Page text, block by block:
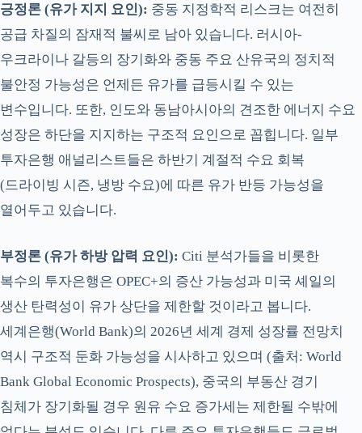
긍정론 (유가 지지 요인): 중동 지정학적 리스크는 여전히
공급 차질의 잠재적 불씨로 남아 있습니다. 러시아-
우크라이나 갈등의 장기화와 중동 주요 산유국의 정치적
불안정 가능성은 언제든 유가를 급등시킬 수 있는
변수입니다. 또한, 인도와 동남아시아의 견조한 에너지 수요
성장은 하단을 지지하는 구조적 요인으로 꼽힙니다. 일부
투자은행 애널리스트들은 하반기 계절적 수요 회복
(드라이빙 시즌, 냉방 수요)에 따른 유가 반등 가능성을
열어두고 있습니다.
부정론 (유가 하방 압력 요인): Citi 분석가들을 비롯한
복수의 투자은행은 OPEC+의 증산 가능성과 미국 셰일의
생산 탄력성이 유가 상단을 제한할 것이라고 봅니다.
세계은행(World Bank)의 2026년 세계 경제 성장률 전망치
역시 구조적 둔화 가능성을 시사하고 있으며 (출처: World
Bank Global Economic Prospects), 중국의 부동산 경기
침체가 장기화될 경우 원유 수요 증가세는 제한될 수밖에